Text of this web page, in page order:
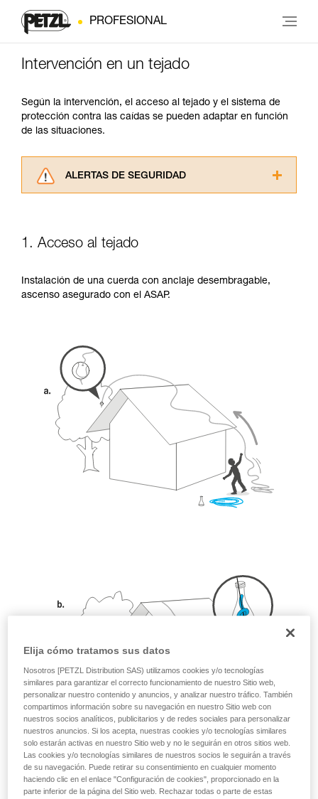
PROFESIONAL
Intervención en un tejado
Según la intervención, el acceso al tejado y el sistema de
protección contra las caídas se pueden adaptar en función
de las situaciones.
ALERTAS DE SEGURIDAD
información de la ficha técnica para poder
y un entrenamiento específico. Confirme a
través de un profesional su capacidad para
autónoma.
Damos ejemplos de técnicas relacionadas con
su actividad. Pueden existir otras que no
describimos aquí.
1. Acceso al tejado
Instalación de una cuerda con anclaje desembragable,
ascenso asegurado con el ASAP.
Elija cómo tratamos sus datos
Nosotros [PETZL Distribution SAS) utilizamos cookies y/o tecnologías
similares para garantizar el correcto funcionamiento de nuestro Sitio web,
personalizar nuestro contenido y anuncios, y analizar nuestro tráfico. También
compartimos información sobre su navegación en nuestro Sitio web con
nuestros socios analíticos, publicitarios y de redes sociales para personalizar
nuestros anuncios. Si los acepta, nuestras cookies y/o tecnologías similares
solo estarán activas en nuestro Sitio web y no le seguirán en otros sitios web.
Las cookies y/o tecnologías similares de nuestros socios le seguirán a través
de su navegación. Puede retirar su consentimiento en cualquier momento
haciendo clic en el enlace "Configuración de cookies", proporcionado en la
parte inferior de la página del Sitio web. Rechazar todas o parte de estas